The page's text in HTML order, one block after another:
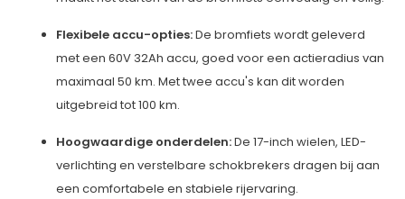
Flexibele accu-opties:De bromfiets wordt geleverd
met een 60V 32Ah accu, goed voor een actieradius van
maximaal 50 km. Met twee accu's kan dit worden
uitgebreid tot 100 km.
Hoogwaardige onderdelen:De 17-inch wielen, LED-
verlichting en verstelbare schokbrekers dragen bij aan
een comfortabele en stabiele rijervaring.